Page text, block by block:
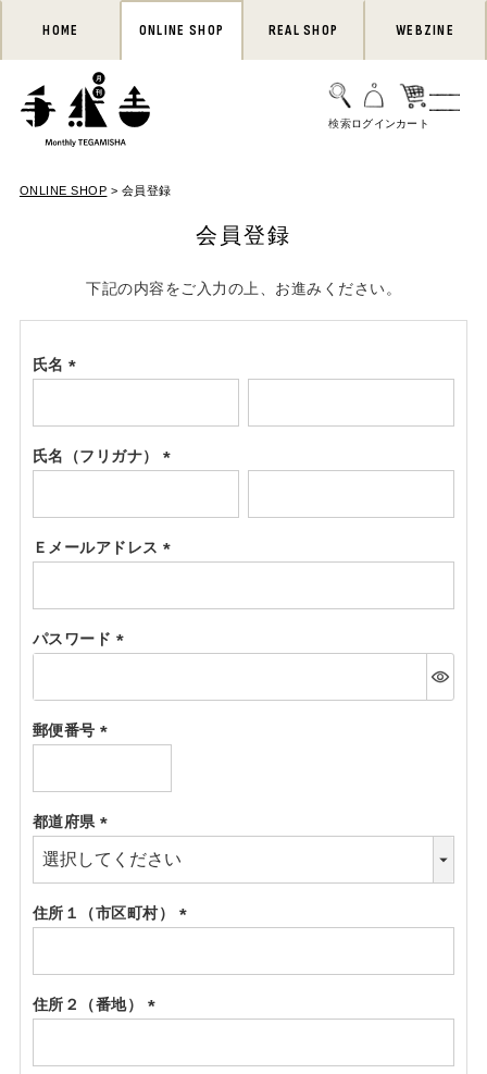
HOME ONLINE SHOP REAL SHOP WEBZINE
ONLINE SHOP 会員登録
会員登録
下記の内容をご入力の上、お進みください。
氏名
須)
氏名（フリガナ）
須)
Ｅメールアドレス
須)
パスワード
須)
郵便番号
須)
都道府県
(必
須)
住所１（市区町村）
須)
住所２（番地）
須)